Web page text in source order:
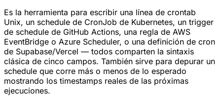
Es la herramienta para escribir una línea de crontab
Unix, un schedule de CronJob de Kubernetes, un trigger
de schedule de GitHub Actions, una regla de AWS
EventBridge o Azure Scheduler, o una definición de cron
de Supabase/Vercel — todos comparten la sintaxis
clásica de cinco campos. También sirve para depurar un
schedule que corre más o menos de lo esperado
mostrando los timestamps reales de las próximas
ejecuciones.